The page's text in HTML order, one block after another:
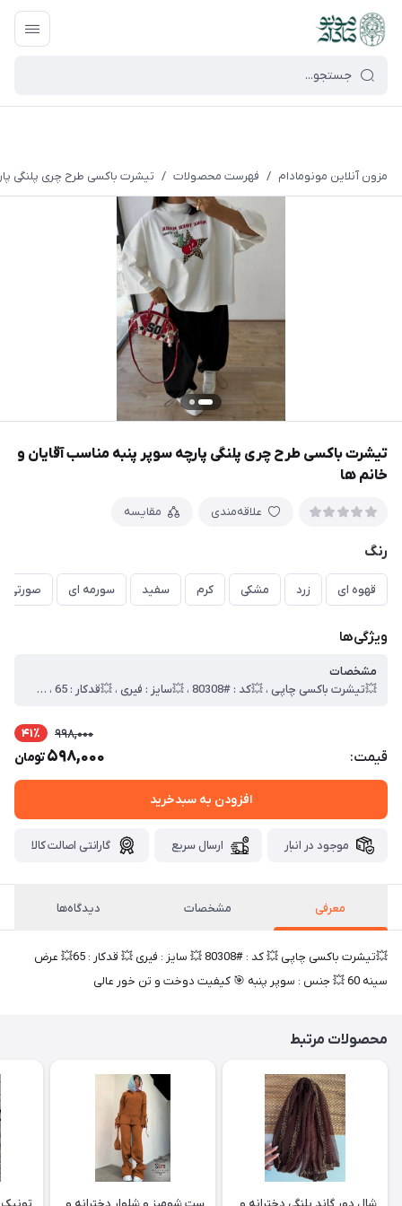
google-site-verification=UkFKasNatN7FPdBOwdojHjkgfDasi-
9oGygsJEdAZik
مزون آنلاین مونومادام / فهرست محصولات / تیشرت باکسی طرح چری پلنگی
تیشرت باکسی طرح چری پلنگی پارچه سوپر پنبه مناسب آقایان و
خانم ها
علاقه‌مندی مقایسه
رنگ
قهوه ای زرد مشکی کرم سفید سورمه ای صورتی
ویژگی‌ها
مشخصات
💥تیشرت باکسی چاپی ، 💥کد : #80308 ، 💥سایز : فیری ، 💥قدکار : 65 ، 💥 عرض سینه 60 ، 💥جنس : سوپر پنبه ، 🎯کیفیت دوخت و تن خور عالی
قیمت:
998,000 41٪
598,000تومان
افزودن به سبدخرید
موجود در انبار ارسال سریع گارانتی اصالت کالا
معرفی مشخصات دیدگاه‌ها
💥تیشرت باکسی چاپی 💥 کد : #80308 💥 سایز : فیری 💥 قدکار : 65💥 عرض
سینه 60 💥 جنس : سوپر پنبه 🎯 کیفیت دوخت و تن خور عالی
محصولات مرتبط